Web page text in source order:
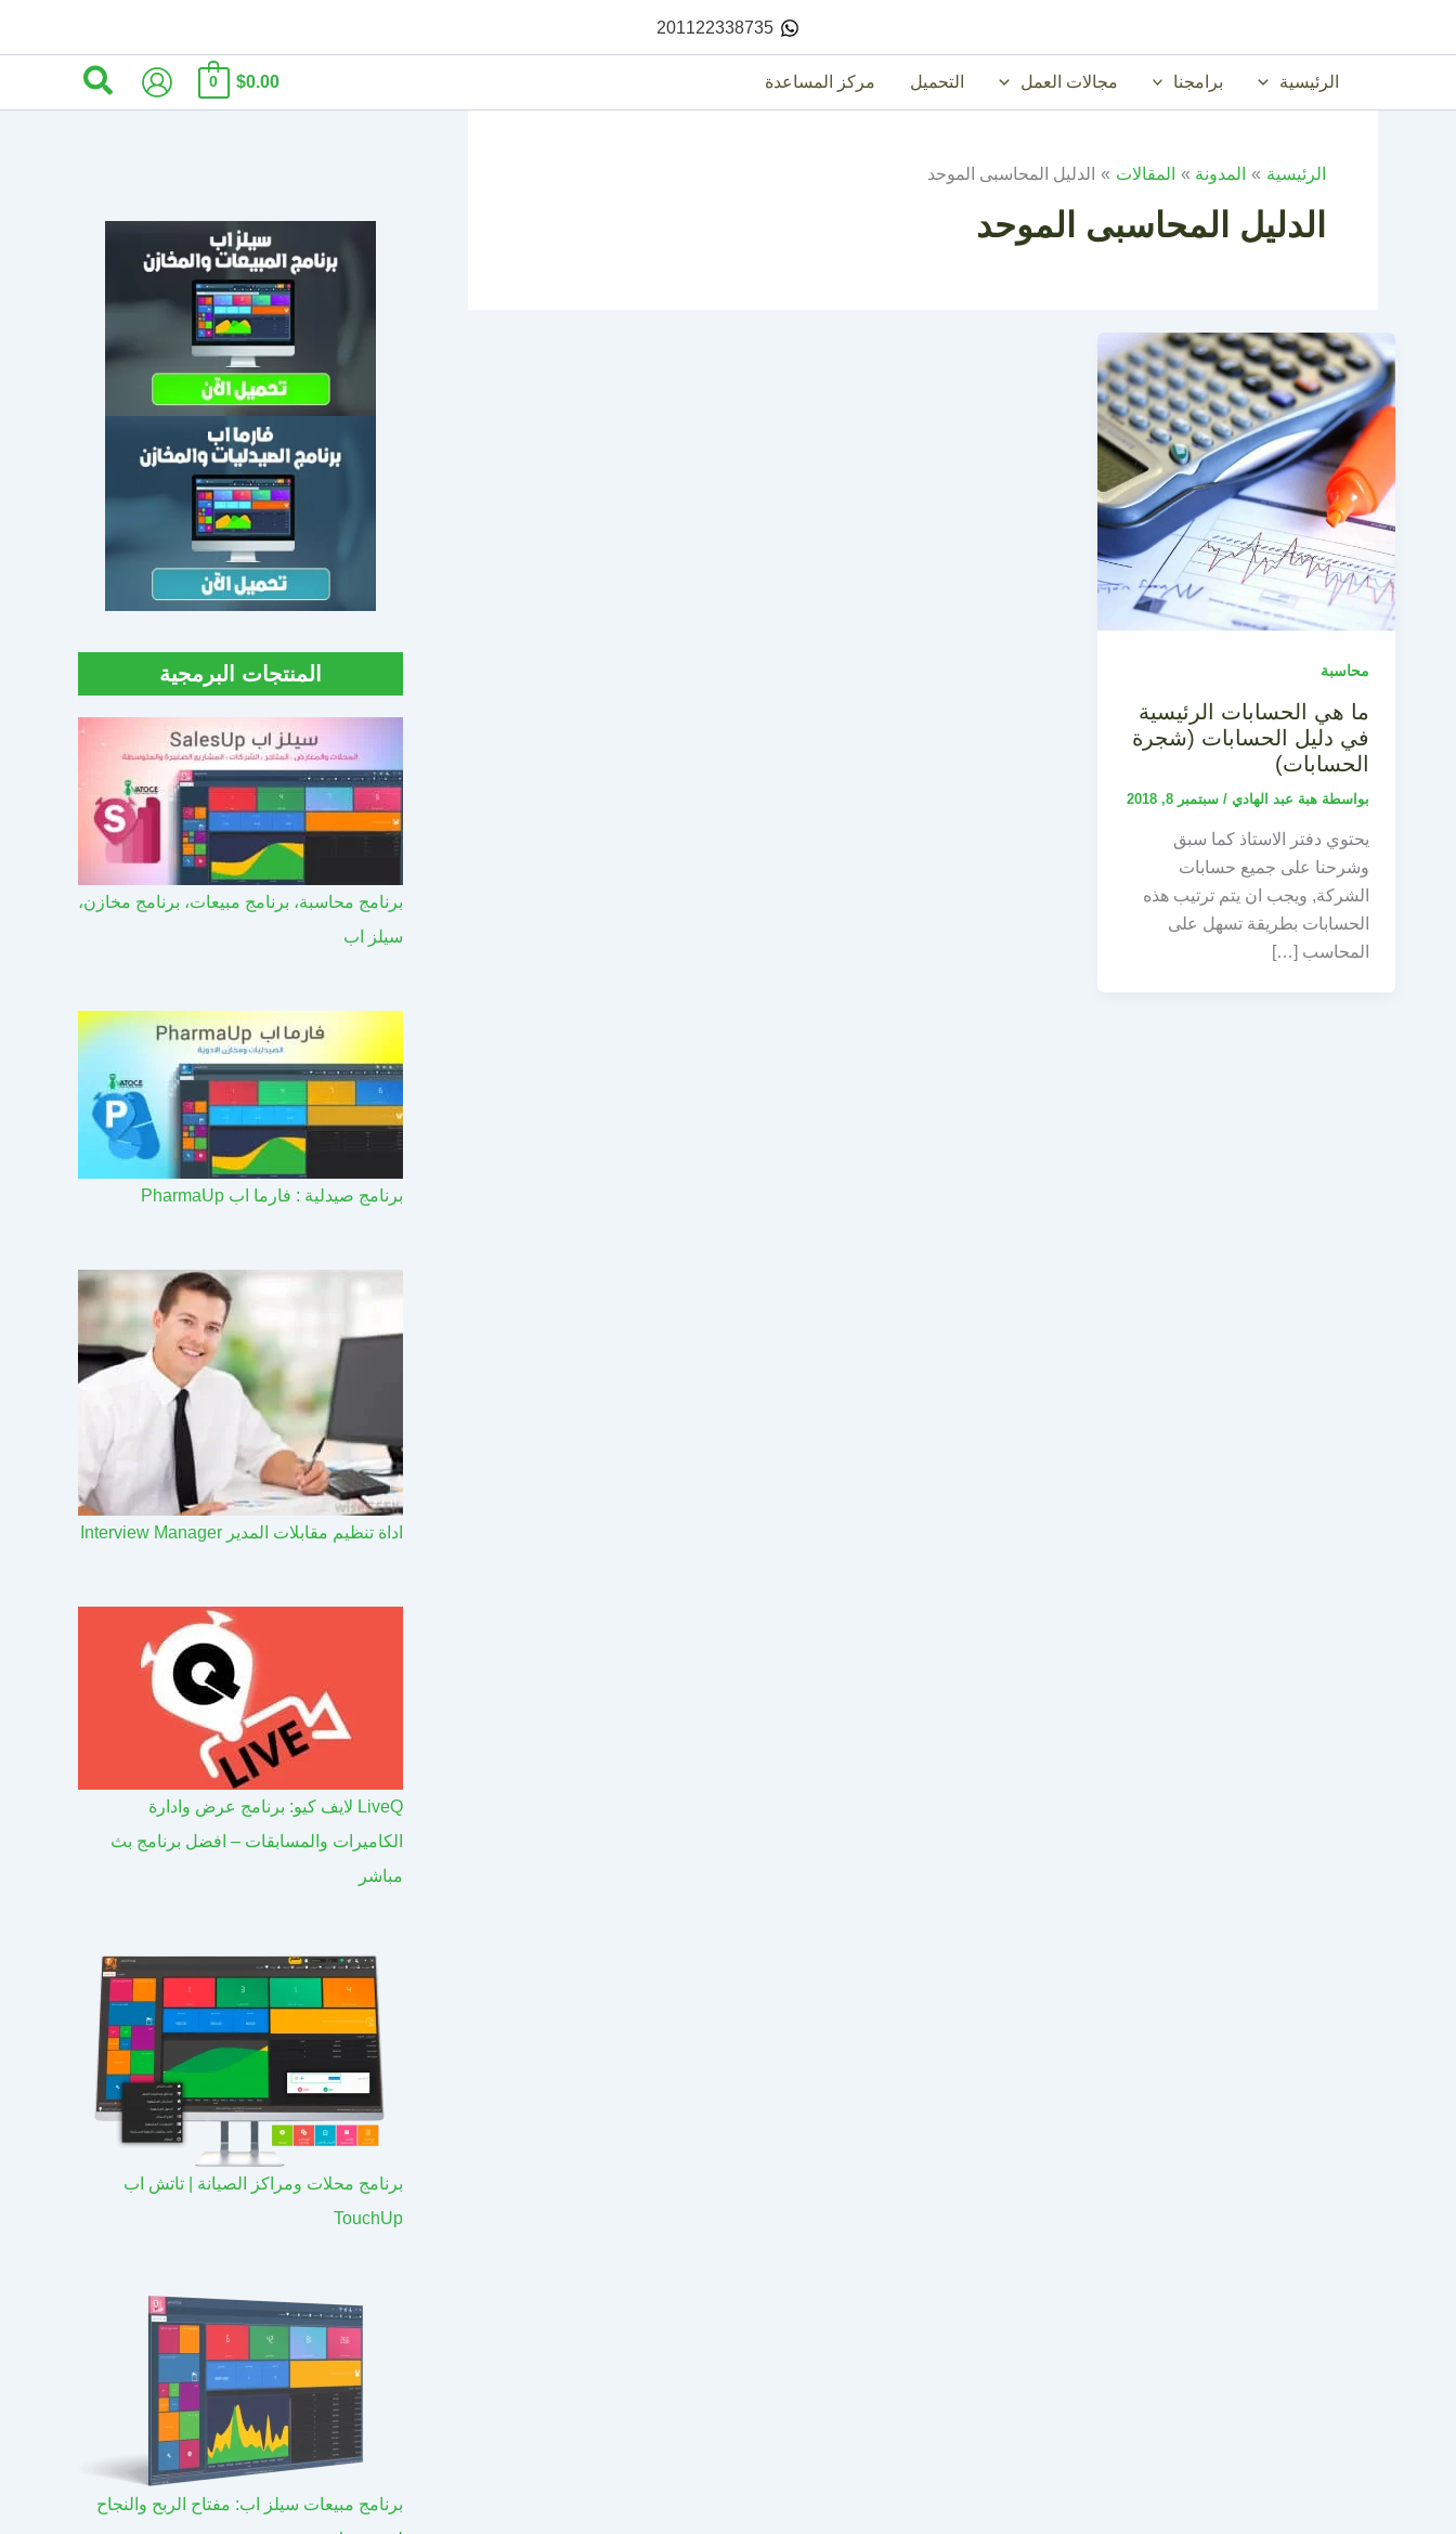
201122338735
الرئيسية برامجنا مجالات العمل التحميل مركز المساعدة $0.00
0 البحث
الرئيسية المدونة المقالات الدليل المحاسبى الموحد
الدليل المحاسبى الموحد
محاسبة
ما هي الحسابات الرئيسية
في دليل الحسابات (شجرة
الحسابات)
بواسطة هبة عبد الهادي / سبتمبر 8, 2018
يحتوي دفتر الاستاذ كما سبق
وشرحنا على جميع حسابات
الشركة, ويجب ان يتم ترتيب هذه
الحسابات بطريقة تسهل على
المحاسب […]
المنتجات البرمجية
برنامج محاسبة، برنامج مبيعات، برنامج مخازن،
سيلز اب
برنامج صيدلية : فارما اب PharmaUp​
اداة تنظيم مقابلات المدير Interview Manager
LiveQ لايف كيو: برنامج عرض وادارة
الكاميرات والمسابقات – افضل برنامج بث
مباشر
برنامج محلات ومراكز الصيانة | تاتش اب
TouchUp
برنامج مبيعات سيلز اب: مفتاح الربح والنجاح